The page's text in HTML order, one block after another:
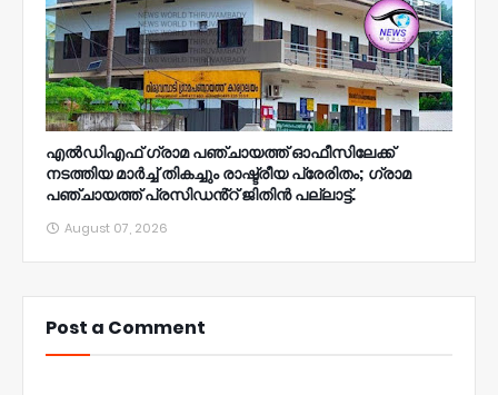
എൽഡിഎഫ് ഗ്രാമ പഞ്ചായത്ത് ഓഫീസിലേക്ക്
നടത്തിയ മാർച്ച് തികച്ചും രാഷ്ട്രീയ പ്രേരിതം; ഗ്രാമ
പഞ്ചായത്ത് പ്രസിഡൻ്റ് ജിതിൻ പല്ലാട്ട്.
August 07, 2026
Post a Comment